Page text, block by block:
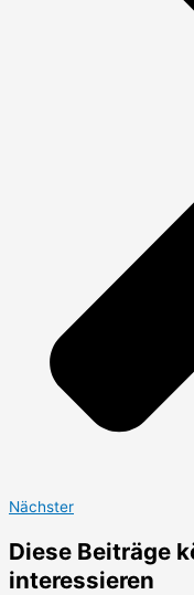
Nächster
Diese Beiträge
interessieren